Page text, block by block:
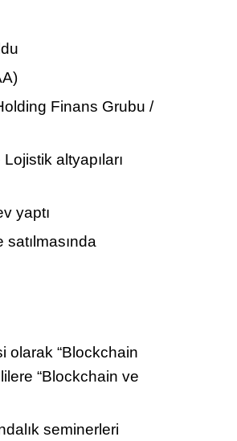
Finans Grubu /
altyapıları
yaptı
olarak “Blockchain
“Blockchain ve
seminerleri